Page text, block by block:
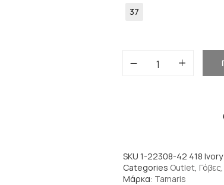
37
SKU 1-22308-42 418 Ivory
Categories Outlet, Γόβες,
Μάρκα: Tamaris